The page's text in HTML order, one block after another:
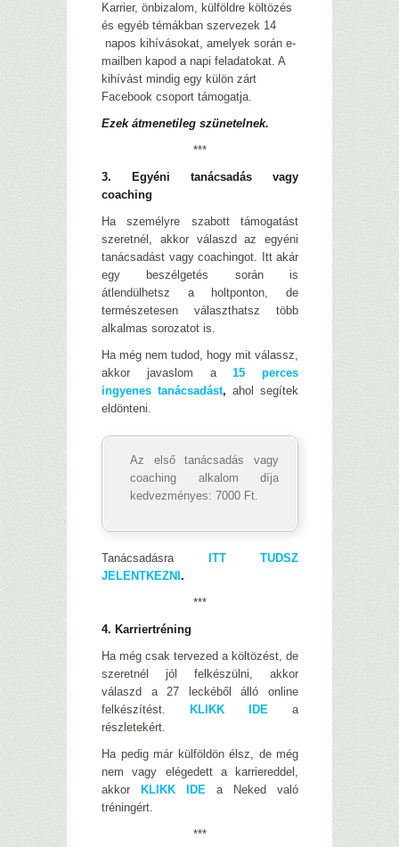
Karrier, önbizalom, külföldre költözés
és egyéb témákban szervezek 14
napos kihívásokat, amelyek során e-
mailben kapod a napi feladatokat. A
kihívást mindig egy külön zárt
Facebook csoport támogatja.
Ezek átmenetileg szünetelnek.
***
3. Egyéni tanácsadás vagy
coaching
Ha személyre szabott támogatást
szeretnél, akkor válaszd az egyéni
tanácsadást vagy coachingot. Itt akár
egy beszélgetés során is
átlendülhetsz a holtponton, de
természetesen választhatsz több
alkalmas sorozatot is.
Ha még nem tudod, hogy mit válassz,
akkor javaslom a15 perces
ingyenes tanácsadást, ahol segítek
eldönteni.
Az első tanácsadás vagy
coaching alkalom díja
kedvezményes: 7000 Ft.
Tanácsadásra
ITT TUDSZ
JELENTKEZNI .
***
4. Karriertréning
Ha még csak tervezed a költözést, de
szeretnél jól felkészülni, akkor
válaszd a 27 leckéből álló online
felkészítést.
KLIKK IDE a
részletekért.
Ha pedig már külföldön élsz, de még
nem vagy elégedett a karriereddel,
akkor
KLIKK IDE a Neked való
tréningért.
***